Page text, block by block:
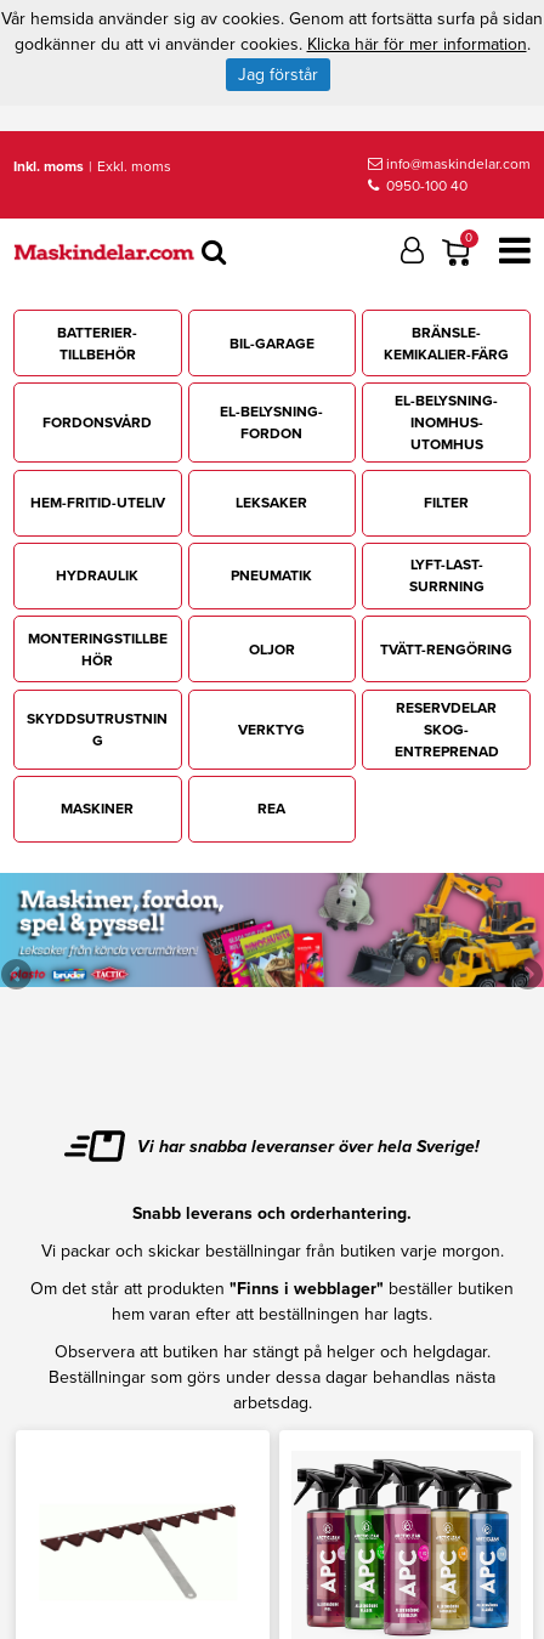
Inkl. moms | Exkl. moms
info@maskindelar.com
0950-100 40
0
BATTERIER-
TILLBEHÖR
BIL-GARAGE
BRÄNSLE-
KEMIKALIER-FÄRG
FORDONSVÅRD
EL-BELYSNING-
FORDON
EL-BELYSNING-
INOMHUS-
UTOMHUS
HEM-FRITID-UTELIV LEKSAKER FILTER
HYDRAULIK PNEUMATIK
LYFT-LAST-
SURRNING
MONTERINGSTILLBE
HÖR
OLJOR TVÄTT-RENGÖRING
SKYDDSUTRUSTNIN
G
VERKTYG
RESERVDELAR
SKOG-
ENTREPRENAD
MASKINER REA
Vi har snabba leveranser över hela Sverige!
Snabb leverans och orderhantering.
Vi packar och skickar beställningar från butiken varje morgon.
Om det står att produkten "Finns i webblager" beställer butiken
hem varan efter att beställningen har lagts.
Observera att butiken har stängt på helger och helgdagar.
Beställningar som görs under dessa dagar behandlas nästa
arbetsdag.
Vår hemsida använder sig av cookies. Genom att fortsätta surfa på sidan
godkänner du att vi använder cookies. Klicka här för mer information.
Jag förstår